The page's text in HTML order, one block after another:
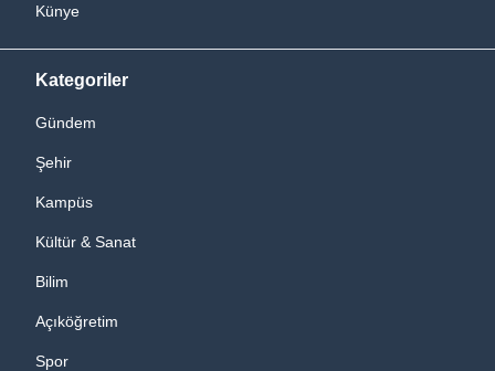
Künye
Kategoriler
Gündem
Şehir
Kampüs
Kültür & Sanat
Bilim
Açıköğretim
Spor